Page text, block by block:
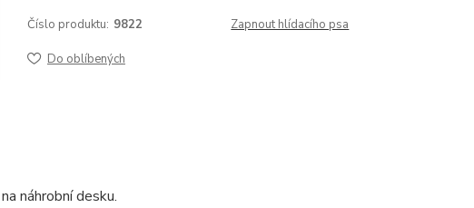
Číslo produktu: 9822 Zapnout hlídacího psa
Do oblíbených
náhrobní desku.